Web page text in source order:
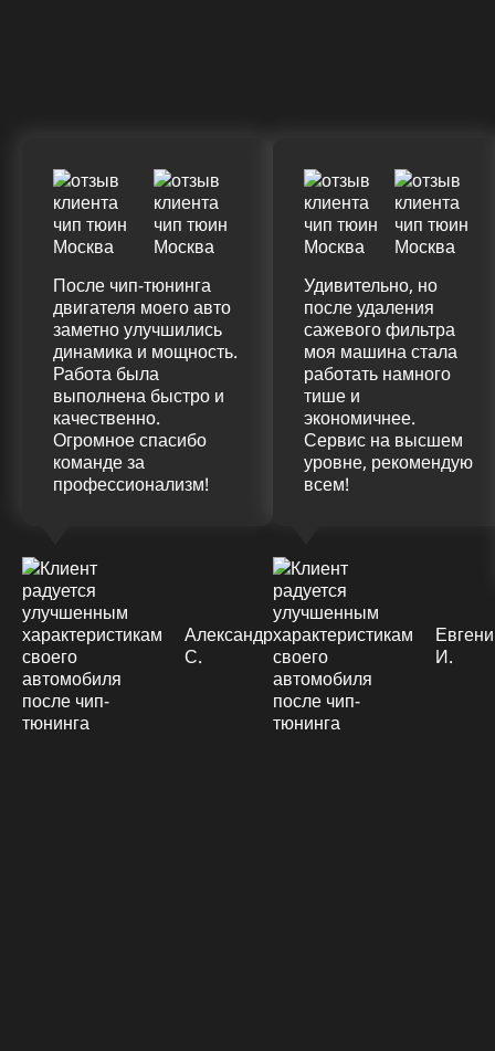
После чип-тюнинга
двигателя моего авто
заметно улучшились
динамика и мощность.
Работа была
выполнена быстро и
качественно.
Огромное спасибо
команде за
профессионализм!
Александр
С.
Удивительно, но
после удаления
сажевого фильтра
моя машина стала
работать намного
тише и
экономичнее.
Сервис на высшем
уровне, рекомендую
всем!
И.